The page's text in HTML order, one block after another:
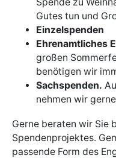
Gutes tun und
Einzelspenden
Ehrenamtliches
großen
benötigen wir
Sachspenden.
nehmen wir
Gerne beraten wir Sie
Spendenprojektes.
passende Form des